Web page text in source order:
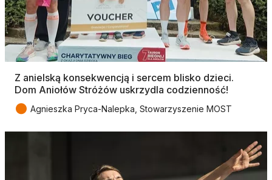
Z anielską konsekwencją i sercem blisko dzieci.
Dom Aniołów Stróżów uskrzydla codzienność!
● Agnieszka Pryca-Nalepka, Stowarzyszenie MOST